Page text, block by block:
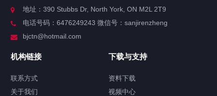
服务分类
签署类文件海牙认证程序费用
地址：390 Stubbs Dr, North York, ON M2L 2T9
电话号码：6476249243 微信号：sanjirenzheng
bjctn@hotmail.com
机构链接
联系方式
关于我们
下载与支持
资料下载
视频中心